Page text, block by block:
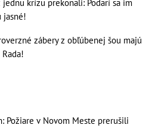
krízu prekonali: Podarí sa im
jasné!
zábery z obľúbenej šou majú
Požiare v Novom Meste prerušili